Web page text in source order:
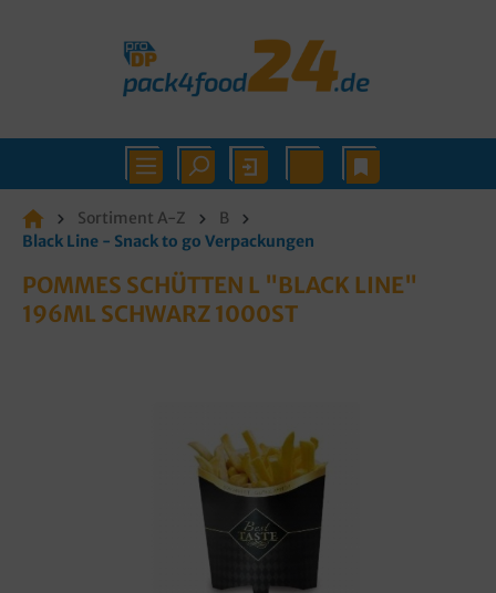
Sortiment A-Z
B
Black Line - Snack to go Verpackungen
POMMES SCHÜTTEN L "BLACK LINE"
196ML SCHWARZ 1000ST